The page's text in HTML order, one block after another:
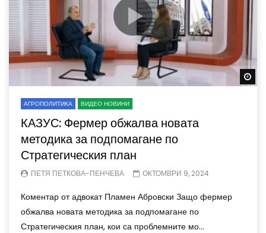
АГРОПОЛИТИКА ВИДЕО НОВИНИ
КАЗУС: Фермер обжалва новата
методика за подпомагане по
Стратегическия план
ПЕТЯ ПЕТКОВА-ПЕНЧЕВА ОКТОМВРИ 9, 2024
Коментар от адвокат Пламен Абровски Защо фермер
обжалва новата методика за подпомагане по
Стратегическия план, кои са проблемните мо...